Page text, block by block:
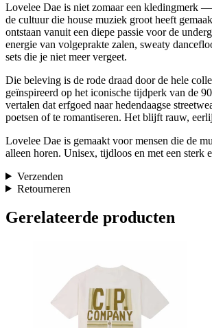
Lovelee Dae is niet zomaar een kledingmerk —
de cultuur die house muziek groot heeft
ontstaan vanuit een diepe passie voor de
energie van volgeprakte zalen, sweaty
sets die je niet meer vergeet.
Die beleving is de rode draad door de hele
geïnspireerd op het iconische tijdperk van de
vertalen dat erfgoed naar hedendaagse
poetsen of te romantiseren. Het blijft rauw,
Lovelee Dae is gemaakt voor mensen die de
alleen horen. Unisex, tijdloos en met een sterk
Verzenden
Retourneren
Gerelateerde producten